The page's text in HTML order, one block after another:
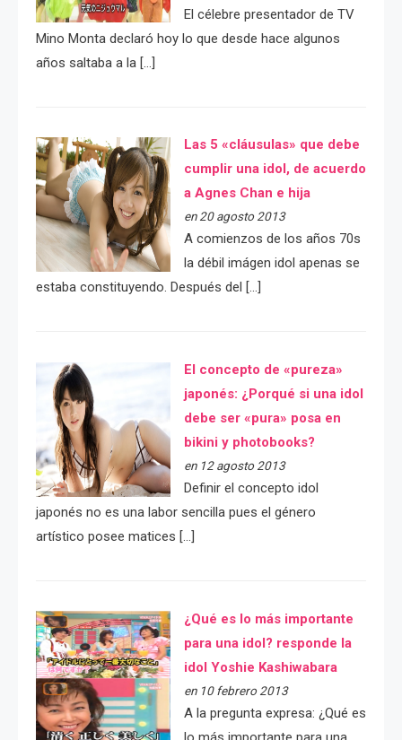
El célebre presentador de TV
Mino Monta declaró hoy lo que desde hace algunos
años saltaba a la […]
Las 5 «cláusulas» que debe
cumplir una idol, de acuerdo
a Agnes Chan e hija
en 20 agosto 2013
A comienzos de los años 70s
la débil imágen idol apenas se
estaba constituyendo. Después del […]
El concepto de «pureza»
japonés: ¿Porqué si una idol
debe ser «pura» posa en
bikini y photobooks?
en 12 agosto 2013
Definir el concepto idol
japonés no es una labor sencilla pues el género
artístico posee matices […]
¿Qué es lo más importante
para una idol? responde la
idol Yoshie Kashiwabara
en 10 febrero 2013
A la pregunta expresa: ¿Qué es